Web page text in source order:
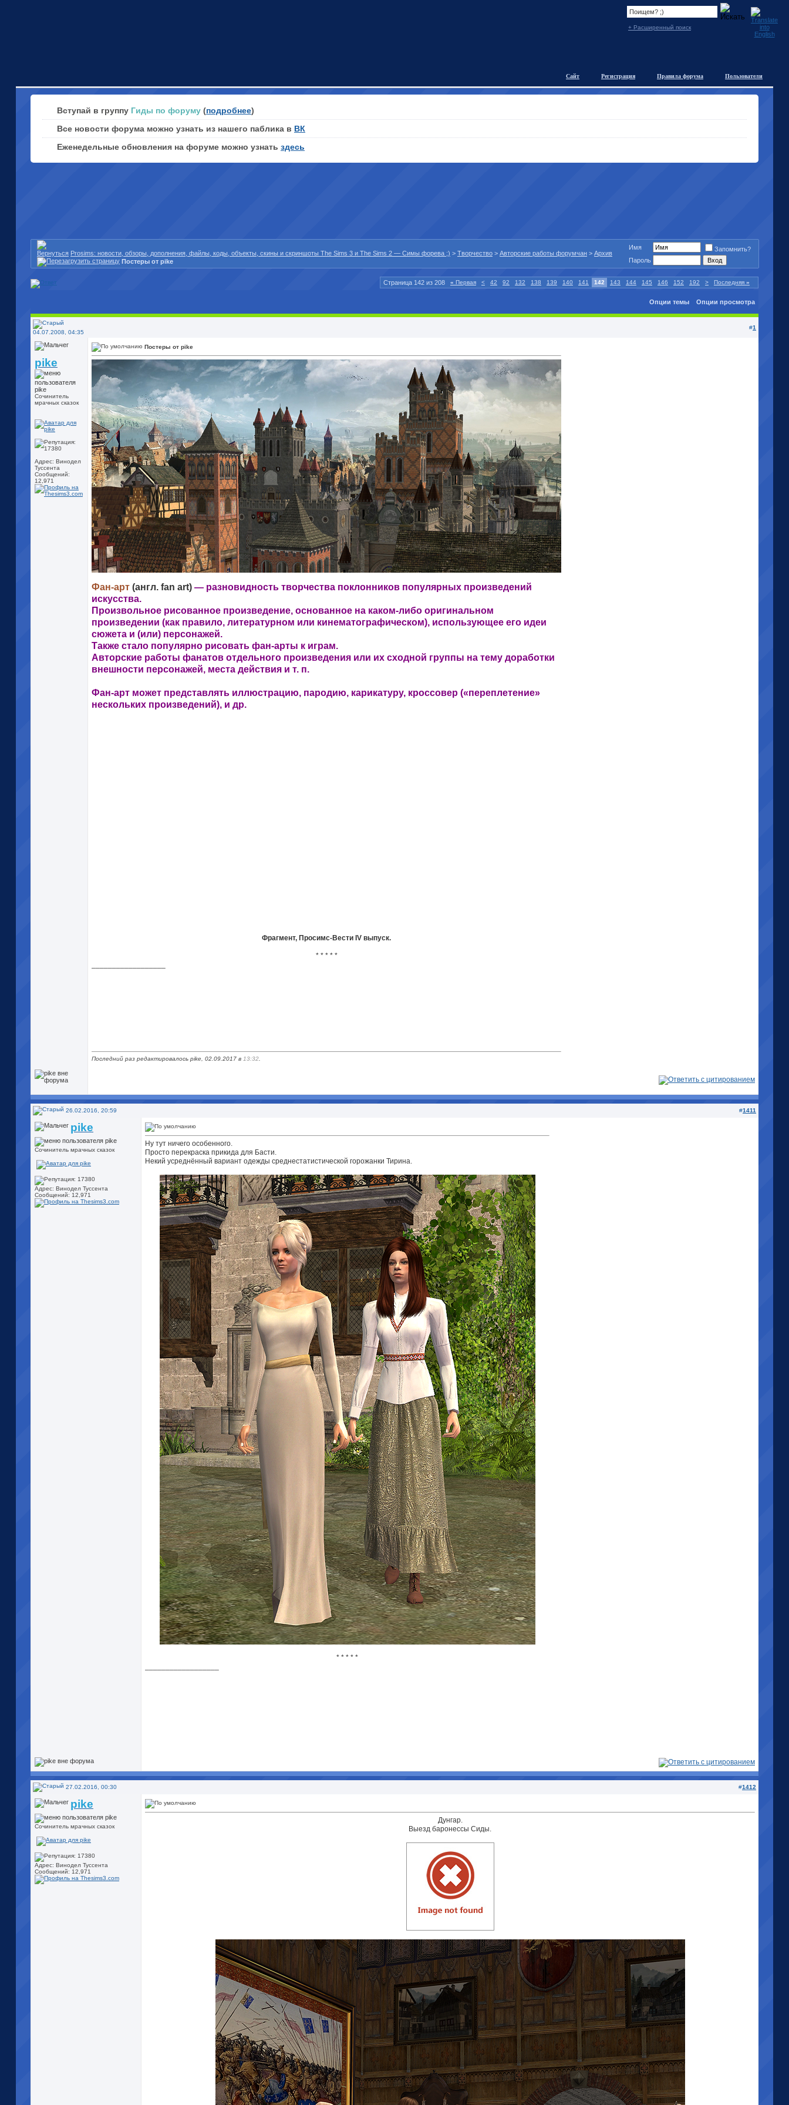
+ Расширенный поиск
Пользователи
Правила форума
Регистрация
Сайт
Вступай в группу Гиды по форуму (подробнее)
Все новости форума можно узнать из нашего паблика в ВК
Еженедельные обновления на форуме можно узнать здесь
Prosims: новости, обзоры, дополнения, файлы, коды, объекты, скины и скриншоты The Sims 3 и The Sims 2 — Симы форева ;) > Творчество > Авторские работы форумчан > Архив
Постеры от pike
Имя
Запомнить?
Пароль
Страница 142 из 208 « Первая < 42 92 132 138 139 140 141 142 143 144 145 146 152 192 > Последняя »
Опции темы Опции просмотра
04.07.2008, 04:35
#1
pike
Сочинитель
мрачных сказок
Адрес: Винодел
Туссента
Сообщений:
12,971
Постеры от pike
Фан-арт (англ. fan art) — разновидность творчества поклонников популярных произведений
искусства.
Произвольное рисованное произведение, основанное на каком-либо оригинальном
произведении (как правило, литературном или кинематографическом), использующее его идеи
сюжета и (или) персонажей.
Также стало популярно рисовать фан-арты к играм.
Авторские работы фанатов отдельного произведения или их сходной группы на тему доработки
внешности персонажей, места действия и т. п.
Фан-арт может представлять иллюстрацию, пародию, карикатуру, кроссовер («переплетение»
нескольких произведений), и др.
Фрагмент, Просимс-Вести IV выпуск.
* * * * *
Последний раз редактировалось pike, 02.09.2017 в 13:32
26.02.2016, 20:59 #1411
pike
Сочинитель мрачных сказок
Адрес: Винодел Туссента
Сообщений: 12,971
Ну тут ничего особенного.
Просто перекраска прикида для Басти.
Некий усреднённый вариант одежды среднестатистической горожанки Тирина.
* * * * *
27.02.2016, 00:30 #1412
pike
Сочинитель мрачных сказок
Адрес: Винодел Туссента
Сообщений: 12,971
Дунгар.
Выезд баронессы Сиды.